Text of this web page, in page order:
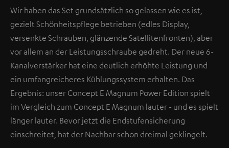
Wir haben das Set grundsätzlich so gelassen wie es ist,
gezielt Schönheitspflege betrieben (edles Display,
versenkte Schrauben, glänzende Satellitenfronten), aber
vor allem an der Leistungsschraube gedreht. Der neue 6-
Kanalverstärker hat eine deutlich erhöhte Leistung und
ein umfangreicheres Kühlungssystem erhalten. Das
Ergebnis: unser Concept E Magnum Power Edition spielt
im Vergleich zum Concept E Magnum lauter - und es spielt
länger lauter. Bevor jetzt die Endstufensicherung
einschreitet, hat der Nachbar schon dreimal geklingelt.